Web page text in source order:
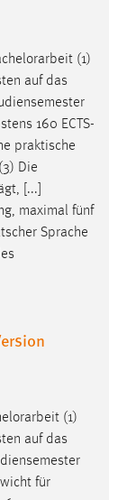
(1)
auf das
160 ECTS-
praktische
Die
[...]
maximal fünf
Sprache
(1)
auf das
für
anzuzeigen.